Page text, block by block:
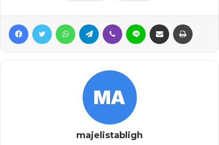
Facebook Twitter WhatsApp Telegram Viber Line Share via Email
majelistabligh